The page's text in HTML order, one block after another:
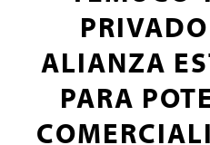
ALIANZA
PARA